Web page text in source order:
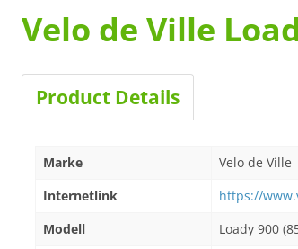
Velo de Ville
Product Details
Marke
Velo de Ville
Internetlink
https://
Modell
Loady 900